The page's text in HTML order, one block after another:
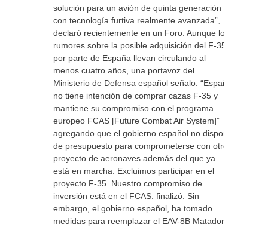
solución para un avión de quinta generación
con tecnología furtiva realmente avanzada”,
declaró recientemente en un Foro. Aunque los
rumores sobre la posible adquisición del F-35
por parte de España llevan circulando al
menos cuatro años, una portavoz del
Ministerio de Defensa español señalo: “España
no tiene intención de comprar cazas F-35 y
mantiene su compromiso con el programa
europeo FCAS [Future Combat Air System]”
agregando que el gobierno español no dispone
de presupuesto para comprometerse con otro
proyecto de aeronaves además del que ya
está en marcha. Excluimos participar en el
proyecto F-35. Nuestro compromiso de
inversión está en el FCAS. finalizó. Sin
embargo, el gobierno español, ha tomado
medidas para reemplazar el EAV-8B Matador y